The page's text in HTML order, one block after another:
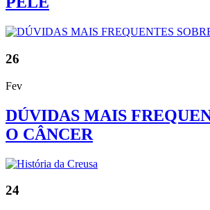
26
Fev
DÚVIDAS MAIS
O CÂNCER
24